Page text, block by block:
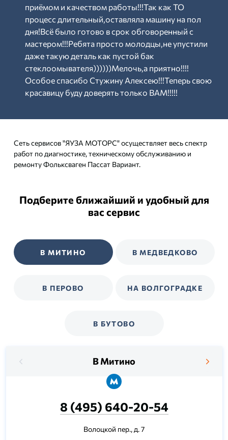
приёмом и качеством работы!!!Так как ТО
процесс длительный,оставляла машину на пол
дня!Всё было готово в срок обговоренный с
мастером!!!Ребята просто молодцы,не упустили
даже такую деталь как пустой бак
стеклоомывателя))))))Мелочь,а приятно!!!!
Особое спасибо Стужину Алексею!!!Теперь свою
красавицу буду доверять только ВАМ!!!!!
Сеть сервисов "ЯУЗА МОТОРС" осуществляет весь спектр
работ по диагностике, техническому обслуживанию и
ремонту Фольксваген Пассат Вариант.
Подберите ближайший и удобный для
вас сервис
В МИТИНО В МЕДВЕДКОВО
В ПЕРОВО НА ВОЛГОГРАДКЕ
В БУТОВО
В Митино
8 (495) 640-20-54
Волоцкой пер., д. 7